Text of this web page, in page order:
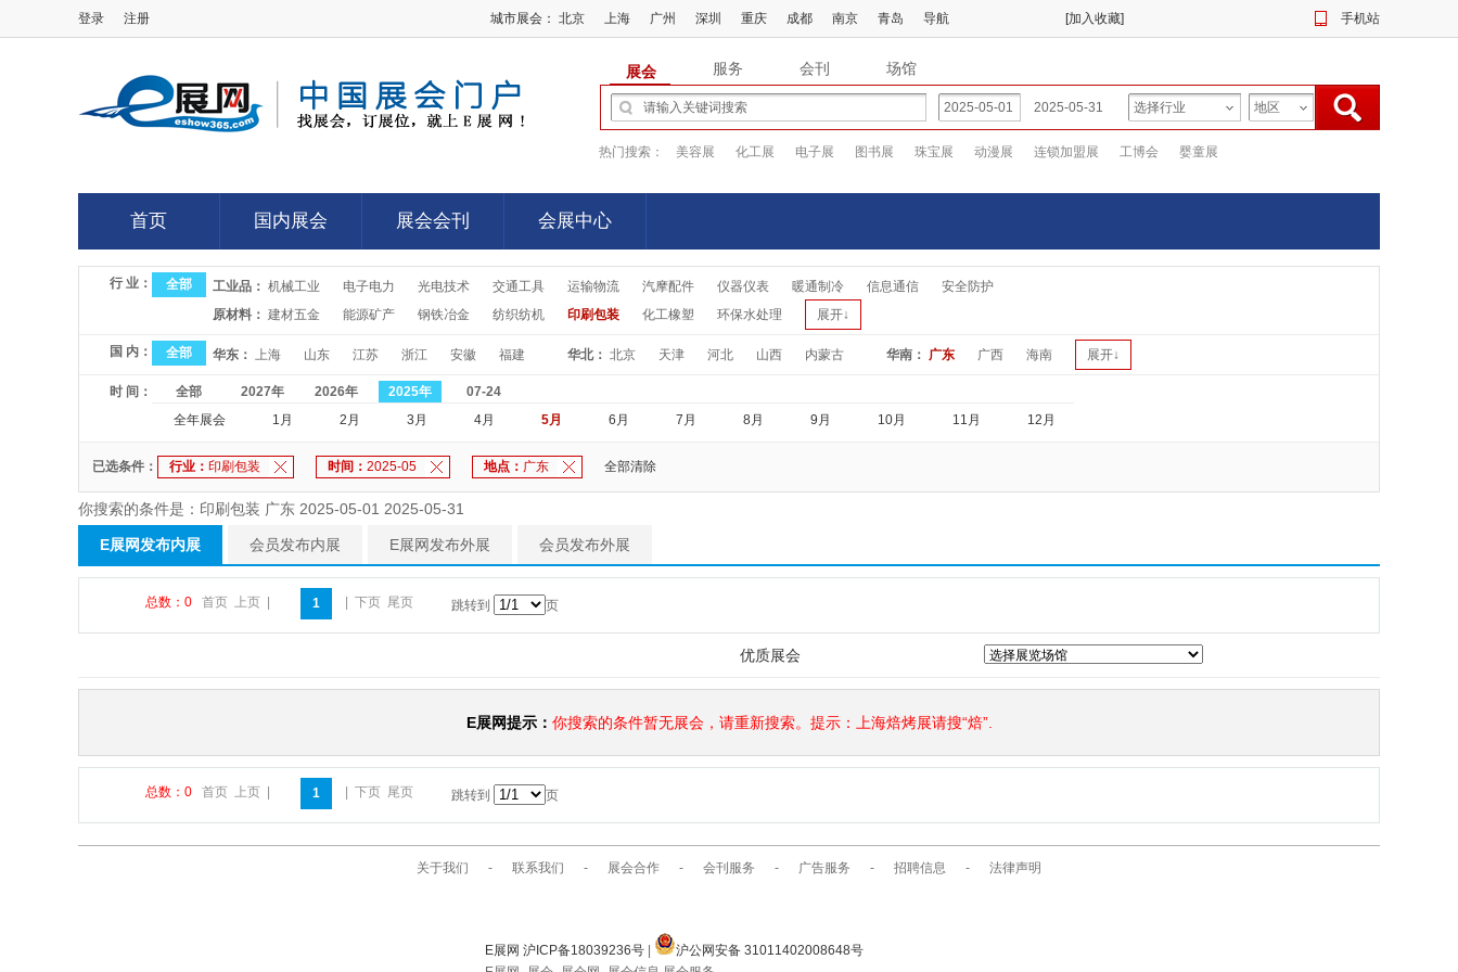
登录 注册 城市展会： 北京 上海 广州 深圳 重庆 成都 南京 青岛 导航 [加入收藏] 手机站
展会 服务 会刊 场馆
热门搜索： 美容展 化工展 电子展 图书展 珠宝展 动漫展 连锁加盟展 工博会 婴童展
首页
首页
国内展会
国内展会
展会会刊
展会会刊
会展中心
会展中心
行 业： 全部 工业品： 机械工业 电子电力 光电技术 交通工具 运输物流 汽摩配件 仪器仪表 暖通制冷 信息通信
安全防护
原材料： 建材五金 能源矿产 钢铁冶金 纺织纺机 印刷包装 化工橡塑 环保水处理 展开↓
国 内： 全部 华东： 上海 山东 江苏 浙江 安徽 福建 华北： 北京 天津 河北 山西 内蒙古 华南： 广东 广西 海南 展开↓
时 间： 全部 2027年 2026年 2025年
07-24
全年展会
1月 2月 3月 4月 5月 6月 7月 8月 9月 10月 11月 12月
已选条件： 行业： 印刷包装 时间： 2025-05 地点： 广东 全部清除
你搜索的条件是：印刷包装 广东 2025-05-01 2025-05-31
E展网发布内展 会员发布内展 E展网发布外展 会员发布外展
总数：0 首页 上页 1 下页 尾页 跳转到 页
优质展会
E展网提示： 你搜索的条件暂无展会，请重新搜索。提示：上海焙烤展请搜“焙”.
总数：0 首页 上页 1 下页 尾页 跳转到 页
关于我们 - 联系我们 - 展会合作 - 会刊服务 - 广告服务 - 招聘信息 - 法律声明
E展网 沪ICP备18039236号
沪公网安备 31011402008648号